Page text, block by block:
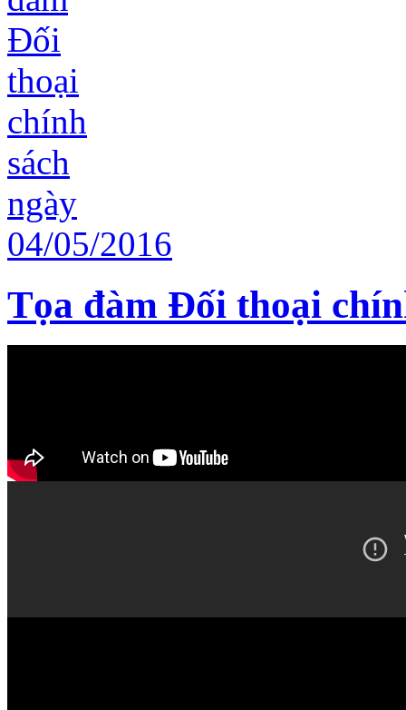
Tọa đàm Đối thoại